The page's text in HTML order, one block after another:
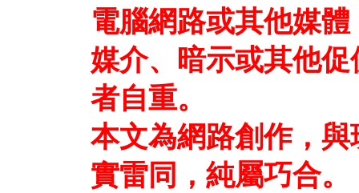
電腦網路或其他媒
媒介、暗示或其他
者自重。
本文為網路創作，
實雷同，純屬巧合。